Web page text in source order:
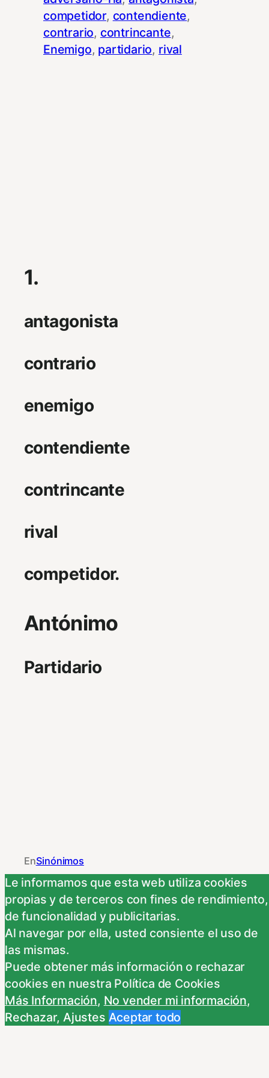
competidor, contendiente
contrario, contrincante
Enemigo, partidario, rival
1.
antagonista
contrario
enemigo
contendiente
contrincante
rival
competidor.
Antónimo
Partidario
EnSinónimos
adversario-ria , Antagonista, competidor ,
contendiente, contrario, contrincante , Enemigo ,
partidario, rival, Sinom
NEXT
Le informamos que esta web utiliza cookies
propias y de terceros con fines de rendimiento,
de funcionalidad y publicitarias.
Al navegar por ella, usted consiente el uso de
las mismas.
Puede obtener más información o rechazar
cookies en nuestra Política de Cookies
Más Información, No vender mi información,
Rechazar,Ajustes Aceptar todo